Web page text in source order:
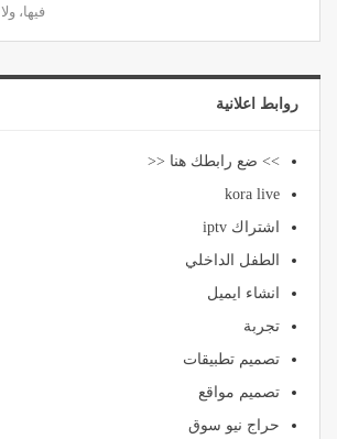
فيها،
روابط اعلانية
>> ضع رابطك هنا <<
kora live
اشتراك iptv
الطفل الداخلي
انشاء ايميل
تجربة
تصميم تطبيقات
تصميم مواقع
حراج نيو سوق